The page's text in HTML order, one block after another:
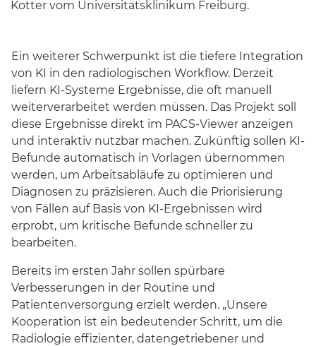
Kotter vom Universitätsklinikum Freiburg.
Ein weiterer Schwerpunkt ist die tiefere Integration
von KI in den radiologischen Workflow. Derzeit
liefern KI-Systeme Ergebnisse, die oft manuell
weiterverarbeitet werden müssen. Das Projekt soll
diese Ergebnisse direkt im PACS-Viewer anzeigen
und interaktiv nutzbar machen. Zukünftig sollen KI-
Befunde automatisch in Vorlagen übernommen
werden, um Arbeitsabläufe zu optimieren und
Diagnosen zu präzisieren. Auch die Priorisierung
von Fällen auf Basis von KI-Ergebnissen wird
erprobt, um kritische Befunde schneller zu
bearbeiten.
Bereits im ersten Jahr sollen spürbare
Verbesserungen in der Routine und
Patientenversorgung erzielt werden. „Unsere
Kooperation ist ein bedeutender Schritt, um die
Radiologie effizienter, datengetriebener und